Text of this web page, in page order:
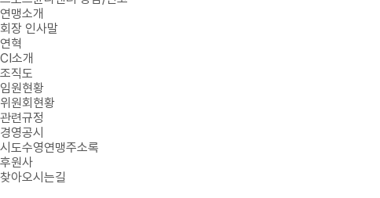
연맹소개
회장 인사말
연혁
CI소개
조직도
임원현황
위원회현황
관련규정
경영공시
시도수영연맹주소록
후원사
찾아오시는길